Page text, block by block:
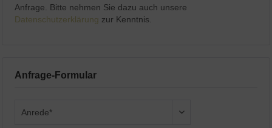
Anfrage. Bitte nehmen Sie dazu auch unsere
Datenschutzerklärung zur Kenntnis.
Anfrage-Formular